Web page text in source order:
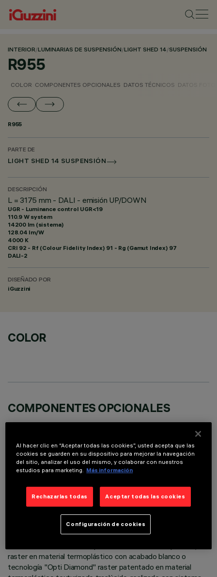
INTERIOR/LUMINARIAS DE SUSPENSIÓN/LIGHT SHED 14/SUSPENSIÓN
R955
COLOR COMPONENTES OPCIONALES DATOS TÉCNICOS DATOS
R955
PARTE DE
LIGHT SHED 14 SUSPENSIÓN
DESCRIPCIÓN
L = 3175 mm - DALI - emisión UP/DOWN
UGR - Luminance control UGR<19
110.9 W system
14200 lm (sistema)
128.04 lm/W
4000 K
CRI 92 - Rf (Colour Fidelity Index) 91 - Rg (Gamut Index) 97
DALI-2
DISEÑADO POR
iGuzzini
COLOR
COMPONENTES OPCIONALES
DATOS TÉCNICOS
Luminaria L = 3175 mm equipada con led en tono de color
raster en material termoplástico con acabado blanco o
tecnología "Opti Diamond" raster patentado en material
Al hacer clic en “Aceptar todas las cookies”, usted acepta que las
cookies se guarden en su dispositivo para mejorar la navegación
del sitio, analizar el uso del mismo, y colaborar con nuestros
estudios para marketing. Más información
Rechazarlas todas Aceptar todas las cookies
Configuración de cookies